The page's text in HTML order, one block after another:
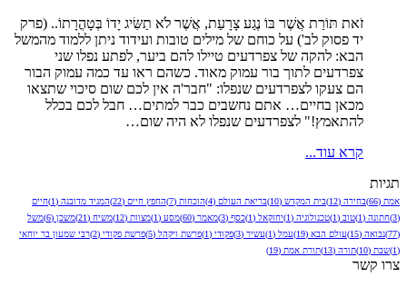
זֹאת תּוֹרַת אֲשֶׁר בּוֹ נֶגַע צָרָעַת, אֲשֶׁר לֹא תַשִּׂיג יָדוֹ בְּטָהֳרָתוֹ.. (פרק
יד פסוק לב') על כוחם של מילים טובות ועידוד ניתן ללמוד מהמשל
הבא: להקה של צפרדעים טיילו להם ביער, לפתע נפלו שני
צפרדעים לתוך בור עמוק מאוד. כשהם ראו עד כמה עמוק הבור
הם צעקו לצפרדעים שנפלו: "חבר'ה אין לכם שום סיכוי שתצאו
מכאן בחיים… אתם נחשבים כבר למתים… חבל לכם בכלל
להתאמץ!" לצפרדעים שנפלו לא היה שום…
קרא עוד...
תגיות
אמת (66) בחירה (12) בית המקדש (10) בריאת העולם (4) הוכחות (7) החפץ חיים (22) המגיד מדובנה (1)
חיים
(3)
חתונה (1) טוב (1) טכנולוגיה (1) יחזקאל (1) כסף (3) מאמר (60) מסע (1) מצוות (12) משיח (21) משכן (6)
משל
(77)
נבואה (15) עולם הבא (19) עמל (1) עשיר (3) פקודי (1) פרשת ויקהל (5) פרשת פקודי (2)
רבי שמעון בר יוחאי
(1)
שבת (10) תורה (13) תורת אמת (19)
צרו קשר